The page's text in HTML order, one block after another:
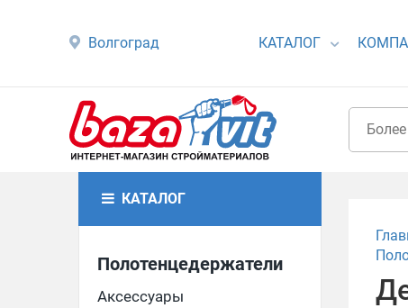
Волгоград КАТАЛОГ
КАТАЛОГ
Полотенцедержатели
Аксессуары